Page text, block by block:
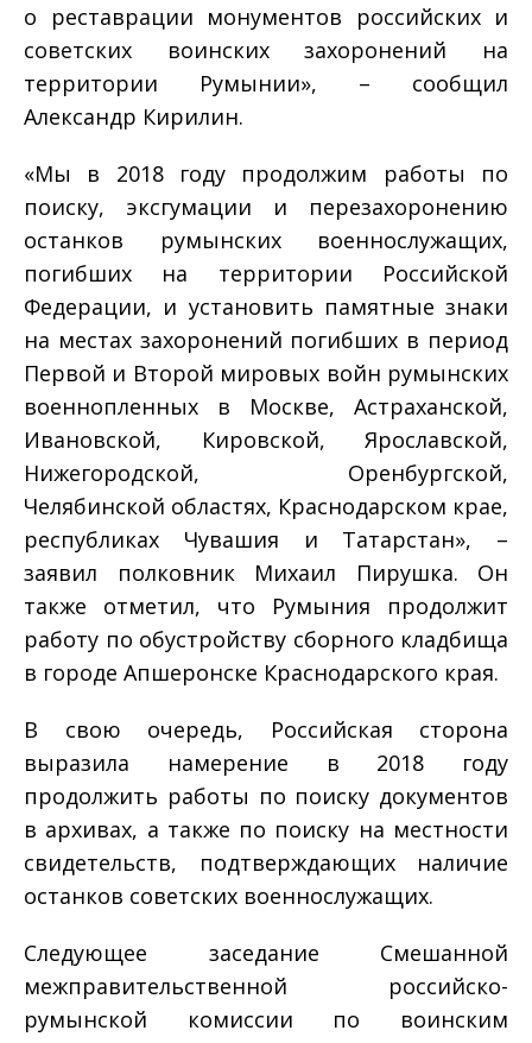
о реставрации монументов российских и
советских воинских захоронений на
территории Румынии», – сообщил
Александр Кирилин.
«Мы в 2018 году продолжим работы по
поиску, эксгумации и перезахоронению
останков румынских военнослужащих,
погибших на территории Российской
Федерации, и установить памятные знаки
на местах захоронений погибших в период
Первой и Второй мировых войн румынских
военнопленных в Москве, Астраханской,
Ивановской, Кировской, Ярославской,
Нижегородской, Оренбургской,
Челябинской областях, Краснодарском крае,
республиках Чувашия и Татарстан», –
заявил полковник Михаил Пирушка. Он
также отметил, что Румыния продолжит
работу по обустройству сборного кладбища
в городе Апшеронске Краснодарского края.
В свою очередь, Российская сторона
выразила намерение в 2018 году
продолжить работы по поиску документов
в архивах, а также по поиску на местности
свидетельств, подтверждающих наличие
останков советских военнослужащих.
Следующее заседание Смешанной
межправительственной российско-
румынской комиссии по воинским